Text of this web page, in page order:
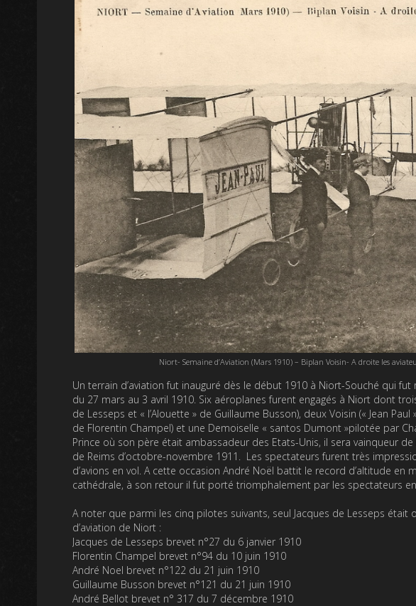
Niort- Semaine d’Aviation (Mars 1910) – Biplan Voisin- A droite les
Un terrain d’aviation fut inauguré dès le début 1910 à Niort-Souché qui
du 27 mars au 3 avril 1910. Six aéroplanes furent engagés à Niort dont
de Lesseps et « l’Alouette » de Guillaume Busson), deux Voisin (« Jean
de Florentin Champel) et une Demoiselle « santos Dumont »pilotée par
Prince où son père était ambassadeur des Etats-Unis, il sera vainqueur
de Reims d’octobre-novembre 1911. Les spectateurs furent très
d’avions en vol. A cette occasion André Noël battit le record d’altitude
cathédrale, à son retour il fut porté triomphalement par les spectateurs
A noter que parmi les cinq pilotes suivants, seul Jacques de Lesseps
d’aviation de Niort :
Jacques de Lesseps brevet n°27 du 6 janvier 1910
Florentin Champel brevet n°94 du 10 juin 1910
André Noel brevet n°122 du 21 juin 1910
Guillaume Busson brevet n°121 du 21 juin 1910
André Bellot brevet n° 317 du 7 décembre 1910